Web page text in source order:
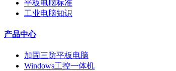
平板电脑标准
工业电脑知识
产品中心
加固三防平板电脑
Windows工控一体机